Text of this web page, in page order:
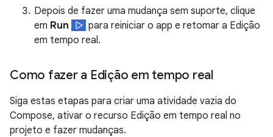
Depois de fazer uma mudança sem suporte, clique
em Run
para reiniciar o app e retomar a Edição
em tempo real.
Como fazer a Edição em tempo real
Siga estas etapas para criar uma atividade vazia do
Compose, ativar o recurso Edição em tempo real no
projeto e fazer mudanças.